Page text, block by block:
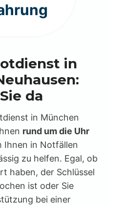
in
da
in München
rund um die Uhr
Ihnen in Notfällen
zu helfen. Egal, ob
haben, der Schlüssel
ist oder Sie
bei einer